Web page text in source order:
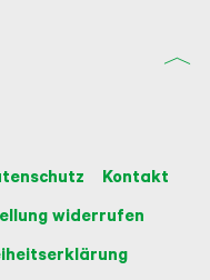
Kontakt
widerrufen